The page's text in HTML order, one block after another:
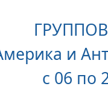
и
с 06 по